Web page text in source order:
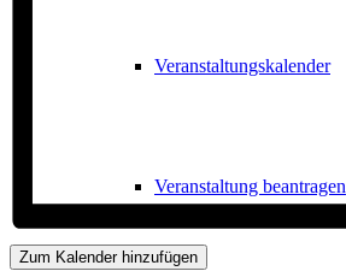
Veranstaltungskalender
Veranstaltung beantragen
Zum Kalender hinzufügen